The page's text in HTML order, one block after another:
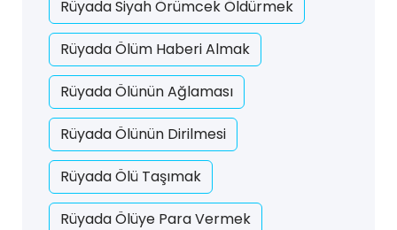
Rüyada Siyah Örümcek Öldürmek
Rüyada Ölüm Haberi Almak
Rüyada Ölünün Ağlaması
Rüyada Ölünün Dirilmesi
Rüyada Ölü Taşımak
Rüyada Ölüye Para Vermek